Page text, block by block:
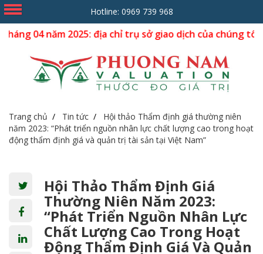
Hotline: 0969 739 968
địa chỉ trụ sở giao dịch của chúng tôi dời về số nhà
Trang chủ Tin tức
Hội thảo Thẩm định giá thường niên
năm 2023: “Phát triển nguồn nhân lực chất lượng cao trong hoạt
động thẩm định giá và quản trị tài sản tại Việt Nam”
Hội Thảo Thẩm Định Giá
Thường Niên Năm 2023:
“Phát Triển Nguồn Nhân Lực
Chất Lượng Cao Trong Hoạt
Động Thẩm Định Giá Và Quản